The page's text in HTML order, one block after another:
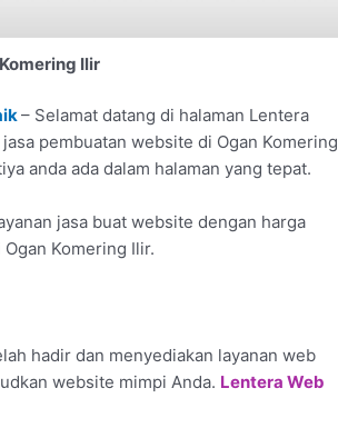
Ilir
– Selamat datang di halaman Lentera
pembuatan website di Ogan Komering
anda ada dalam halaman yang tepat.
jasa buat website dengan harga
Komering Ilir.
hadir dan menyediakan layanan web
website mimpi Anda. Lentera Web